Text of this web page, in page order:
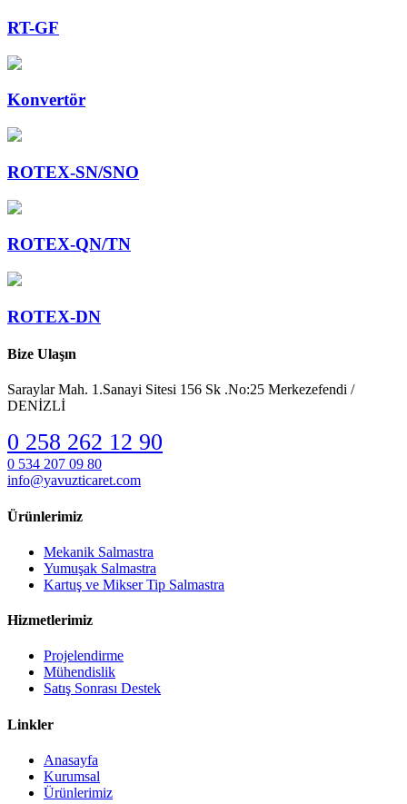
RT-GF
Konvertör
ROTEX-SN/SNO
ROTEX-QN/TN
ROTEX-DN
Bize Ulaşın
Saraylar Mah. 1.Sanayi Sitesi 156 Sk .No:25 Merkezefendi /
DENİZLİ
0 258 262 12 90
0 534 207 09 80
info@yavuzticaret.com
Ürünlerimiz
Mekanik Salmastra
Yumuşak Salmastra
Kartuş ve Mikser Tip Salmastra
Hizmetlerimiz
Projelendirme
Mühendislik
Satış Sonrası Destek
Linkler
Anasayfa
Kurumsal
Ürünlerimiz